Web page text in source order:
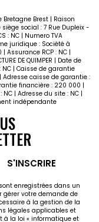
Brest | Raison
siège social : 7 Rue Dupleix -
: NC | Numero TVA
juridique : Société à
RCP : NC |
DE QUIMPER | Date de
| Caisse de garantie
Adresse caisse de garantie :
financière : 220 000 |
| Adresse du site : NC |
indépendante
S'INSCRIRE
enregistrées dans un
gérer votre demande de
à la gestion de la
légales applicables et
à la loi « informatique et